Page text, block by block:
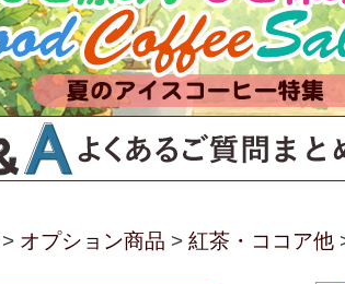
オプション商品 紅茶・ココア他